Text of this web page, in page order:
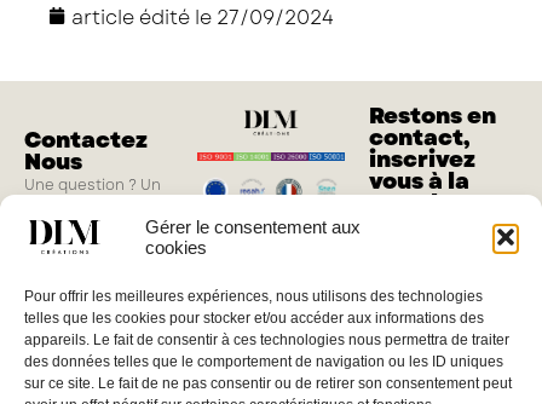
Gérer le consentement aux
cookies
Pour offrir les meilleures expériences, nous utilisons des technologies
telles que les cookies pour stocker et/ou accéder aux informations des
appareils. Le fait de consentir à ces technologies nous permettra de traiter
des données telles que le comportement de navigation ou les ID uniques
sur ce site. Le fait de ne pas consentir ou de retirer son consentement peut
article édité le 27/09/2024
Contactez
Nous
Une question ? Un
Vous pouvez nous
jeudi de 8h à 17h, le
vendredi de 8h à
16h
04 66 02 08 88
Restons en
contact,
inscrivez
vous à la
newsletter